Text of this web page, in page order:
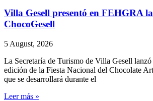
Villa Gesell presentó en FEHGRA
ChocoGesell
5 August, 2026
La Secretaría de Turismo de Villa Gesell
edición de la Fiesta Nacional del Chocolate
que se desarrollará durante el
Leer más »